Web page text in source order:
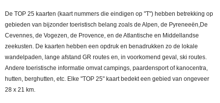
De TOP 25 kaarten (kaart nummers die eindigen op "T") hebben betrekking op
gebieden van bijzonder toeristisch belang zoals de Alpen, de Pyreneeën,De
Cevennes, de Vogezen, de Provence, en de Atlantische en Middellandse
zeekusten. De kaarten hebben een opdruk en benadrukken zo de lokale
wandelpaden, lange afstand GR routes en, in voorkomend geval, ski routes.
Andere toeristische informatie omvat campings, paardensport of kanocentra,
hutten, berghutten, etc. Elke "TOP 25" kaart bedekt een gebied van ongeveer
28 x 21 km.